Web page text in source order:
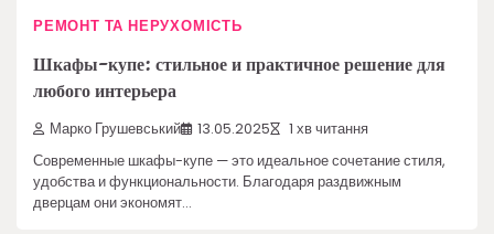
РЕМОНТ ТА НЕРУХОМІСТЬ
Шкафы-купе: стильное и практичное решение для
любого интерьера
Марко Грушевський 13.05.2025 1 хв читання
Современные шкафы-купе — это идеальное сочетание стиля,
удобства и функциональности. Благодаря раздвижным
дверцам они экономят…